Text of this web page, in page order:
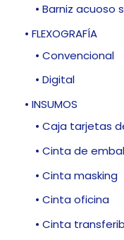
• Barniz acuoso
• FLEXOGRAFÍA
• Convencional
• Digital
• INSUMOS
• Caja tarjetas
• Cinta de
• Cinta masking
• Cinta oficina
• Cinta